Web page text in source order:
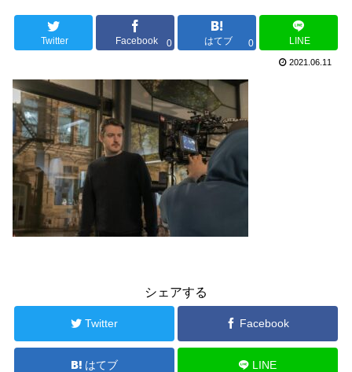
Twitter Facebook 0 はてブ 0 LINE
2021.06.11
シェアする
Twitter Facebook
はてブ LINE